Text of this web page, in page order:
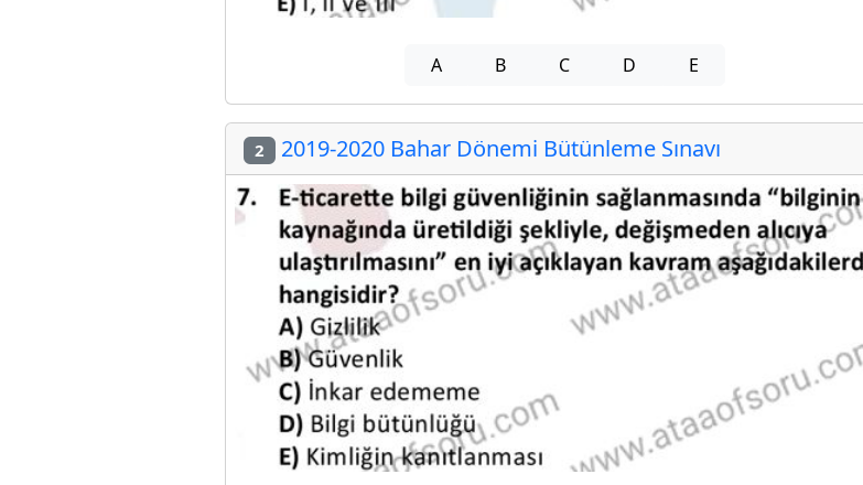
A B C D E
2 2019-2020 Bahar Dönemi Bütünleme Sınavı